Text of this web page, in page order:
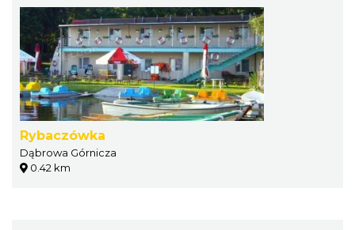
Rybaczówka
Dąbrowa Górnicza
0.42 km